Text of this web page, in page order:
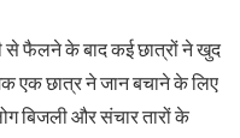
से फैलने के बाद कई छात्रों ने खुद
एक छात्र ने जान बचाने के लिए
बिजली और संचार तारों के